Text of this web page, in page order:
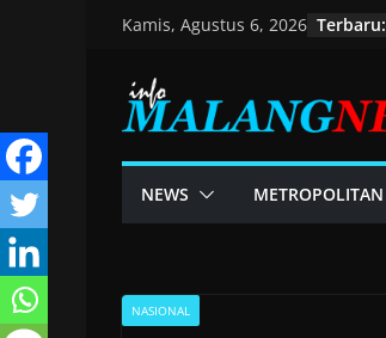
content
Kamis, Agustus 6, 2026 Terbaru:
NEWS METROPOLITAN
NASIONAL